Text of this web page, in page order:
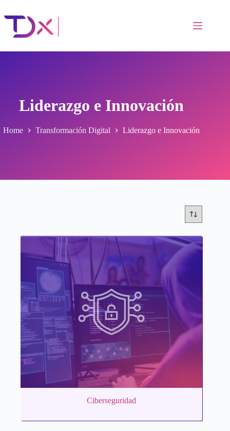
Liderazgo e Innovación
Home Transformación Digital Liderazgo e Innovación
Ciberseguridad